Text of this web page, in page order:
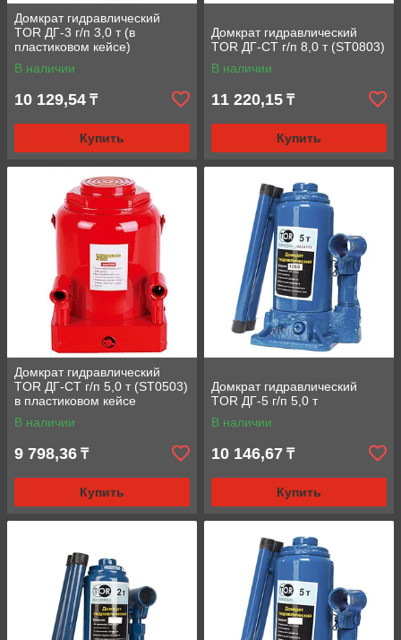
Домкрат гидравлический
TOR ДГ-3 г/п 3,0 т (в
пластиковом кейсе)
В наличии
10 129,54 ₸
Купить
Домкрат гидравлический
TOR ДГ-CT г/п 8,0 т (ST0803)
В наличии
11 220,15 ₸
Купить
Домкрат гидравлический
TOR ДГ-CT г/п 5,0 т (ST0503)
в пластиковом кейсе
В наличии
9 798,36 ₸
Купить
Домкрат гидравлический
TOR ДГ-5 г/п 5,0 т
В наличии
10 146,67 ₸
Купить